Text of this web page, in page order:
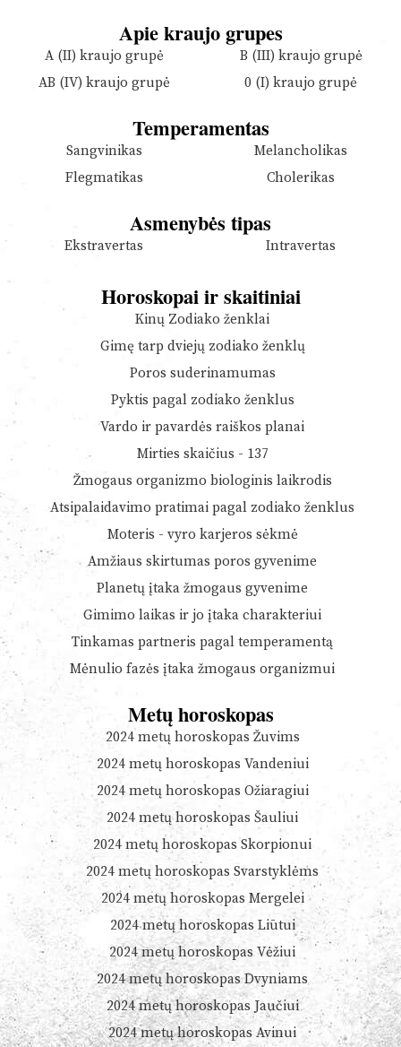
Apie kraujo grupes
A (II) kraujo grupė
B (III) kraujo grupė
AB (IV) kraujo grupė
0 (I) kraujo grupė
Temperamentas
Sangvinikas
Melancholikas
Flegmatikas
Cholerikas
Asmenybės tipas
Ekstravertas Intravertas
Horoskopai ir skaitiniai
Kinų Zodiako ženklai
Gimę tarp dviejų zodiako ženklų
Poros suderinamumas
Pyktis pagal zodiako ženklus
Vardo ir pavardės raiškos planai
Mirties skaičius - 137
Žmogaus organizmo biologinis laikrodis
Atsipalaidavimo pratimai pagal zodiako ženklus
Moteris - vyro karjeros sėkmė
Amžiaus skirtumas poros gyvenime
Planetų įtaka žmogaus gyvenime
Gimimo laikas ir jo įtaka charakteriui
Tinkamas partneris pagal temperamentą
Mėnulio fazės įtaka žmogaus organizmui
Metų horoskopas
2024 metų horoskopas Žuvims
2024 metų horoskopas Vandeniui
2024 metų horoskopas Ožiaragiui
2024 metų horoskopas Šauliui
2024 metų horoskopas Skorpionui
2024 metų horoskopas Svarstyklėms
2024 metų horoskopas Mergelei
2024 metų horoskopas Liūtui
2024 metų horoskopas Vėžiui
2024 metų horoskopas Dvyniams
2024 metų horoskopas Jaučiui
2024 metų horoskopas Avinui